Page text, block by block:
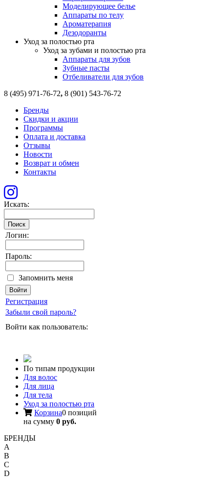
Моделирующее белье
Аппараты по телу
Ароматерапия
Дезодоранты
Уход за полостью рта
Уход за зубами и полостью рта
Аппараты для зубов
Зубные пасты
Отбеливатели для зубов
8 (495) 971-76-72, 8 (901) 543-76-72
Бренды
Скидки и акции
Программы
Оплата и доставка
Отзывы
Новости
Возврат и обмен
Контакты
Искать:
Поиск
Логин:
Пароль:
Запомнить меня
Регистрация
Забыли свой пароль?
Войти как пользователь:
По типам продукции
Для волос
Для лица
Для тела
Уход за полостью рта
Корзина0 позиций
на сумму 0 руб.
БРЕНДЫ
A
B
C
D